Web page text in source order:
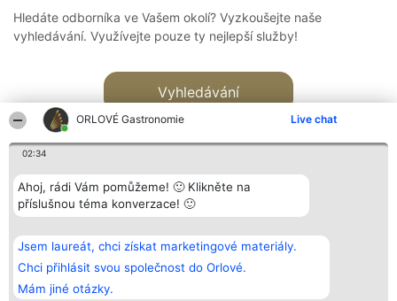
ORLOVÉ Gastronomie Live chat
02:34
Ahoj, rádi Vám pomůžeme! 🙂 Klikněte na
příslušnou téma konverzace! 🙂
Jsem laureát, chci získat marketingové materiály.
Chci přihlásit svou společnost do Orlové.
Mám jiné otázky.
Hledáte odborníka ve Vašem okolí? Vyzkoušejte naše
vyhledávání. Využívejte pouze ty nejlepší služby!
Vyhledávání
Bright Side Solutions sp. z o.
o. sp. k.
ul. Ruska 22
Wrocław 50-079
KRS 0000749100 | Regon
Vítězové
Seznam všech
laureátů
Zásady
Kontakt